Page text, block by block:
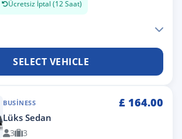
Ücretsiz İptal (12 Saat)
SELECT VEHICLE
BUSINESS £ 164.00
Lüks Sedan
3 3